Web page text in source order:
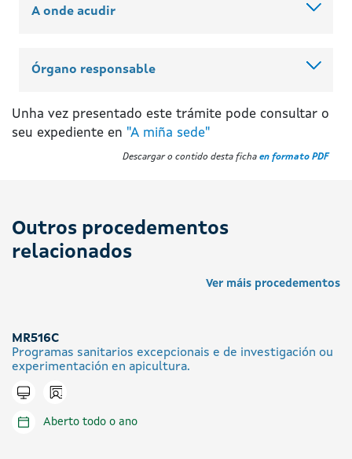
A onde acudir
Órgano responsable
Unha vez presentado este trámite pode consultar o
seu expediente en "A miña sede"
Descargar o contido desta ficha en formato PDF
Outros procedementos
relacionados
Ver máis procedementos
MR516C
Programas sanitarios excepcionais e de investigación ou
experimentación en apicultura.
Tramitar en liña
Icono presencial
Aberto todo o ano